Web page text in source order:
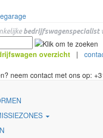
bedrijfswagenspecialist
overzicht |